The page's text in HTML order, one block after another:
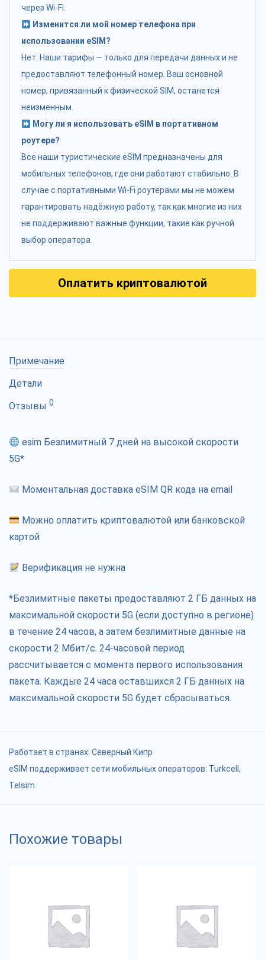
через Wi-Fi.
Изменится ли мой номер телефона при
использовании eSIM?
Нет. Наши тарифы — только для передачи данных и не
предоставляют телефонный номер. Ваш основной
номер, привязанный к физической SIM, останется
неизменным.
Могу ли я использовать eSIM в портативном
роутере?
Все наши туристические eSIM предназначены для
мобильных телефонов, где они работают стабильно. В
случае с портативными Wi-Fi роутерами мы не можем
гарантировать надёжную работу, так как многие из них
не поддерживают важные функции, такие как ручной
выбор оператора.
Оплатить криптовалютой
Примечание
Детали
Отзывы 0
esim Безлимитный 7 дней на высокой скорости
5G*
Моментальная доставка eSIM QR кода на email
Можно оплатить криптовалютой или банковской
картой
Верификация не нужна
*Безлимитные пакеты предоставляют 2 ГБ данных на
максимальной скорости 5G (если доступно в регионе)
в течение 24 часов, а затем безлимитные данные на
скорости 2 Мбит/с. 24-часовой период
рассчитывается с момента первого использования
пакета. Каждые 24 часа оставшихся 2 ГБ данных на
максимальной скорости 5G будет сбрасываться.
Работает в странах: Северный Кипр
eSIM поддерживает сети мобильных операторов: Turkcell,
Telsim
Похожие товары